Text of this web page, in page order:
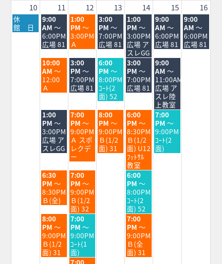
10 11 12 13 14 15 16
月
曜
日,
休
館 日
火
曜
日,
8
月
11th
2026
9:00
AM ～
6:00PM
広場 81
水
曜
日,
8
月
12th
2026
1:00
PM ～
3:00PM
Ａ
木
曜
日,
8
月
13th
2026
3:00
PM ～
7:00PM
広場 81
金
曜
日,
8
月
14th
2026
1:00
PM ～
3:00PM
広場 ア
スレGG
土
曜
日,
8
月
15th
2026
9:00
AM ～
6:00PM
広場 81
日
曜
日,
8
月
9:00
AM ～
6:00PM
広場 81
火
曜
日,
8
月
2026
10:00
AM ～
12:00
Ａ
水
曜
日,
8
月
2026
3:00
PM ～
7:00PM
広場 81
木
曜
日,
8
月
13th
2026
6:00
PM ～
8:00PM
ｺｰﾄ(2
面) 52
金
曜
日,
8
月
2026
3:00
PM ～
7:00PM
広場 81
土
曜
日,
8
月
15th
2026
9:00
AM ～
11:00AM
広場 ア
スレ陸
上教室
火
曜
日,
8
月
11th
1:00
PM ～
3:00PM
広場 ア
スレGG
水
曜
日,
8
月
12th
2026
7:00
PM ～
9:00PM
Ａ スポ
レクデ
ー
木
曜
日,
8
月
13th
8:00
PM ～
9:00PM
Ｂ(1/2
面) 31
金
曜
日,
8
月
14th
2026
6:00
PM ～
8:30PM
Ｂ(1/2
面) U12
ﾌｯﾄｻﾙ
教室
土
曜
日,
8
月
15th
7:00
PM ～
9:00PM
ｺｰﾄ(2
面)
火
曜
日,
8
月
11th
2026
6:30
PM ～
8:30PM
Ｂ(全)
水
曜
日,
8
月
12th
2026
7:00
PM ～
9:00PM
Ｂ(1/2
面) 32
金
曜
日,
8
月
14th
2026
6:00
PM ～
8:00PM
ｺｰﾄ(2
面) 52
火
曜
日,
8
月
11th
8:00
PM ～
9:00PM
Ｂ(1/2
面) 31
水
曜
日,
8
月
12th
7:00
PM ～
9:00PM
ｺｰﾄ(1
面)
金
曜
日,
8
月
14th
7:00
PM ～
9:00PM
Ｂ(全
面) 31
水
7:00